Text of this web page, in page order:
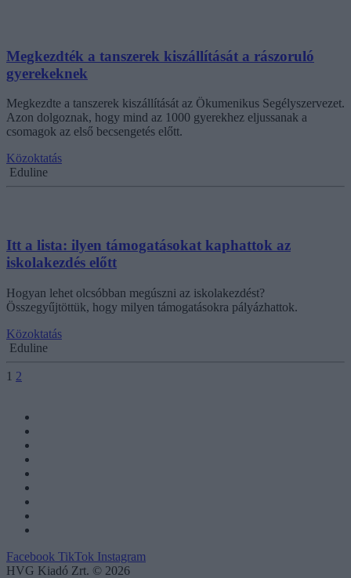
Megkezdték a tanszerek kiszállítását a rászoruló
gyerekeknek
Megkezdte a tanszerek kiszállítását az Ökumenikus Segélyszervezet.
Azon dolgoznak, hogy mind az 1000 gyerekhez eljussanak a
csomagok az első becsengetés előtt.
Közoktatás
Eduline
Itt a lista: ilyen támogatásokat kaphattok az
iskolakezdés előtt
Hogyan lehet olcsóbban megúszni az iskolakezdést?
Összegyűjtöttük, hogy milyen támogatásokra pályázhattok.
Közoktatás
Eduline
1 2
Facebook TikTok Instagram
HVG Kiadó Zrt. © 2026